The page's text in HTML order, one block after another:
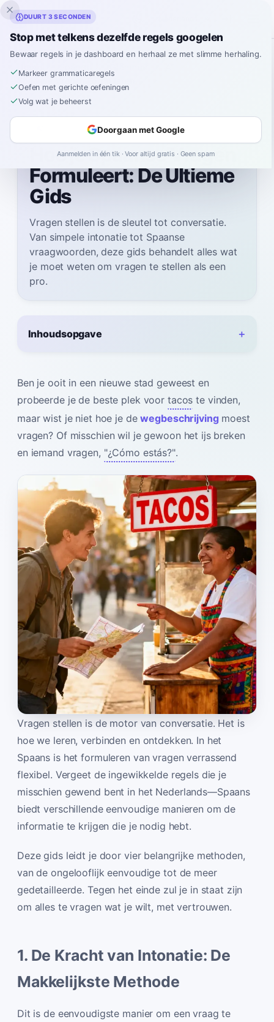
Inklingo
Spaanse Vragen Formuleren
Hoe je Spaanse Vragen
Formuleert: De Ultieme
Gids
Vragen stellen is de sleutel tot conversatie.
Van simpele intonatie tot Spaanse
vraagwoorden, deze gids behandelt alles wat
je moet weten om vragen te stellen als een
pro.
Inhoudsopgave
Ben je ooit in een nieuwe stad geweest en
probeerde je de beste plek voor tacos te vinden,
maar wist je niet hoe je dewegbeschrijving moest
vragen? Of misschien wil je gewoon het ijs breken
en iemand vragen, "¿Cómo estás?".
Vragen stellen is de motor van conversatie. Het is
hoe we leren, verbinden en ontdekken. In het
Spaans is het formuleren van vragen verrassend
flexibel. Vergeet de ingewikkelde regels die je
misschien gewend bent in het Nederlands—Spaans
biedt verschillende eenvoudige manieren om de
informatie te krijgen die je nodig hebt.
Deze gids leidt je door vier belangrijke methoden,
van de ongelooflijk eenvoudige tot de meer
gedetailleerde. Tegen het einde zul je in staat zijn
om alles te vragen wat je wilt, met vertrouwen.
1. De Kracht van Intonatie: De
Makkelijkste Methode
Dit is de eenvoudigste manier om een vraag te
DUURT 3 SECONDEN
Stop met telkens dezelfde regels googelen
Bewaar regels in je dashboard en herhaal ze met slimme herhaling.
Markeer grammaticaregels
Oefen met gerichte oefeningen
Volg wat je beheerst
Doorgaan met Google
Aanmelden in één tik · Voor altijd gratis · Geen spam